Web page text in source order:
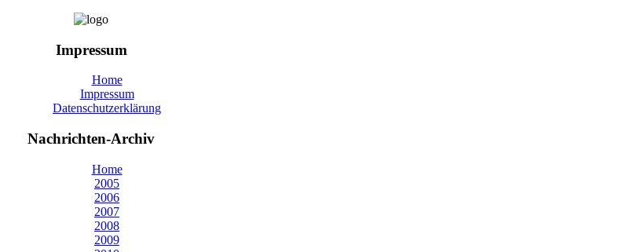
Impressum
Home
Impressum
Datenschutzerklärung
Nachrichten-Archiv
Home
2005
2006
2007
2008
2009